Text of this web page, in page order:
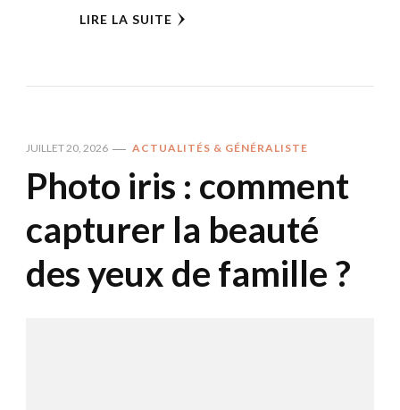
LIRE LA SUITE
JUILLET 20, 2026 ACTUALITÉS & GÉNÉRALISTE
Photo iris : comment
capturer la beauté
des yeux de famille ?